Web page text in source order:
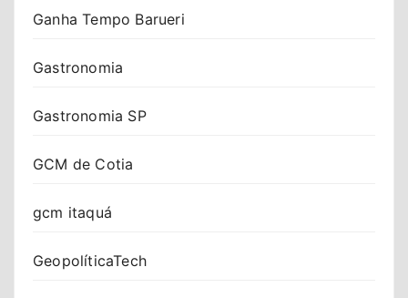
Ganha Tempo Barueri
Gastronomia
Gastronomia SP
GCM de Cotia
gcm itaquá
GeopolíticaTech